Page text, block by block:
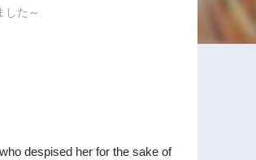
した～
despised her for the sake of